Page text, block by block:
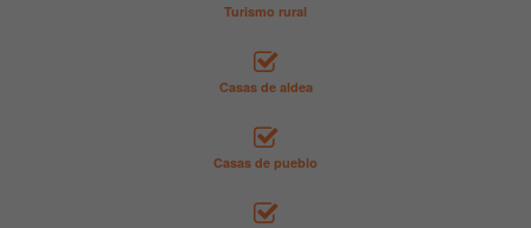
Turismo rural
Casas de aldea
Casas de pueblo